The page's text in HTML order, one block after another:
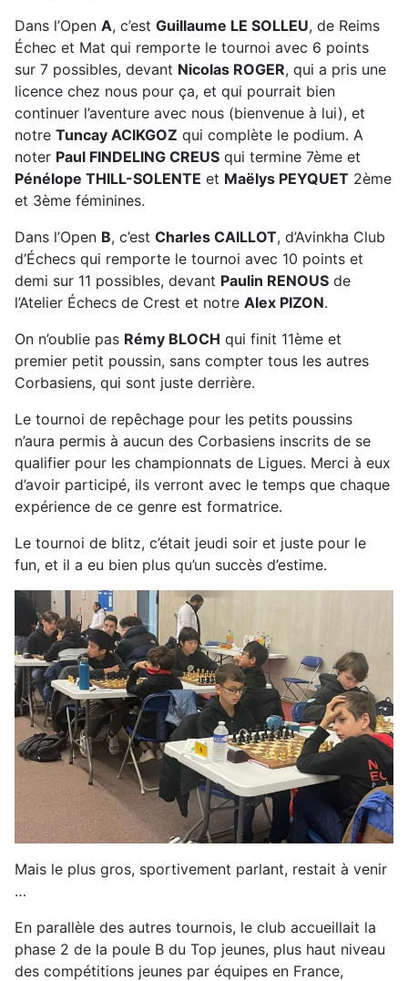
Dans l’Open A, c’est Guillaume LE SOLLEU, de Reims
Échec et Mat qui remporte le tournoi avec 6 points
sur 7 possibles, devant Nicolas ROGER, qui a pris une
licence chez nous pour ça, et qui pourrait bien
continuer l’aventure avec nous (bienvenue à lui), et
notre Tuncay ACIKGOZ qui complète le podium. A
noter Paul FINDELING CREUS qui termine 7ème et
Pénélope THILL-SOLENTE et Maëlys PEYQUET 2ème
et 3ème féminines.
Dans l’Open B, c’est Charles CAILLOT, d’Avinkha Club
d’Échecs qui remporte le tournoi avec 10 points et
demi sur 11 possibles, devant Paulin RENOUS de
l’Atelier Échecs de Crest et notre Alex PIZON.
On n’oublie pas Rémy BLOCH qui finit 11ème et
premier petit poussin, sans compter tous les autres
Corbasiens, qui sont juste derrière.
Le tournoi de repêchage pour les petits poussins
n’aura permis à aucun des Corbasiens inscrits de se
qualifier pour les championnats de Ligues. Merci à eux
d’avoir participé, ils verront avec le temps que chaque
expérience de ce genre est formatrice.
Le tournoi de blitz, c’était jeudi soir et juste pour le
fun, et il a eu bien plus qu’un succès d’estime.
Mais le plus gros, sportivement parlant, restait à venir
…
En parallèle des autres tournois, le club accueillait la
phase 2 de la poule B du Top jeunes, plus haut niveau
des compétitions jeunes par équipes en France,